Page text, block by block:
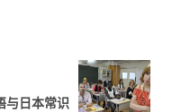
与日本常识